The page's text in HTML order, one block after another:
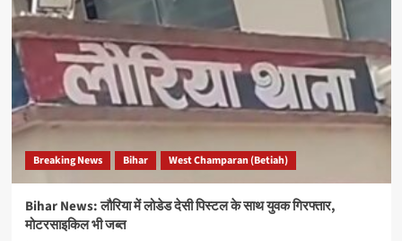
Breaking News Bihar West Champaran (Betiah)
Bihar News: लौरिया में लोडेड देसी पिस्टल के साथ युवक गिरफ्तार,
मोटरसाइकिल भी जब्त